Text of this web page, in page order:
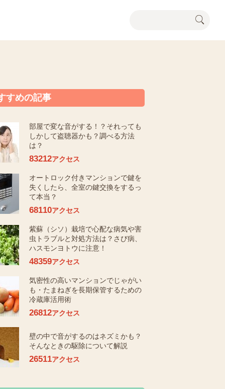
すめの記事
部屋で変な音がする！？それっても
しかして盗聴器かも？調べる方法
は？
83212アクセス
オートロック付きマンションで鍵を
失くしたら、全室の鍵交換をするっ
て本当？
68110アクセス
紫蘇（シソ）栽培で心配な病気や害
虫トラブルと対処方法は？さび病、
ハスモンヨトウに注意！
48359アクセス
気密性の高いマンションでじゃがい
も・たまねぎを長期保管するための
冷蔵庫活用術
26812アクセス
壁の中で音がするのはネズミかも？
そんなときの駆除について解説
26511アクセス